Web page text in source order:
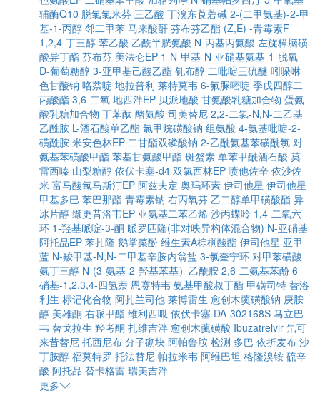
辅酶Q10 脱氯氯米芬 三乙酸 丁溴东莨菪碱 2-(二甲氨基)-2-甲
基-1-丙醇 邻二甲苯 马来酸酐 芬布芬乙酯 (Z,E) -青霉素F
1,2,4-丁三醇 苯乙酸 乙酰半胱氨酸 N-丙基丙氨酸 左旋樟脑磺
酸异丁酯 芬布芬 美法仑EP 1-N-甲基-N-亚硝基氨基-1-脱氧-
D-葡萄糖醇 3-亚甲基己酸乙酯 钆布醇 二吡啶三硫醚 吲哚啉
色甘酸钠 咯萘啶 地拉普利 莱特莫韦 6-氟脲嘧啶 季戊四醇二
丙酸酯 3,6-二氧 地西泮EP 贝派地酸 甘氨酸乳糖加合物 蛋氨
酸乳糖加合物 丁苯酞 酪氨酸 司美替尼 2,2-二氯-N,N-二乙基
乙酰胺 L-酒石酸单乙酯 氯甲烷磺酸钠 组氨酸 4-氨基吡啶-2-
磺酰胺 米安色林EP 二甘酯双磷酸钠 2-乙酰氨基苯磺酰氯 对
氨基苯磺酸甲酯 苯基甘氨酸甲酯 斑蝥素 单苯甲酰酒石酸 莫
雷西嗪 山梨糖醇 依伏卡塞-d4 双氯西林EP 喷他佐辛 依沙佐
米 富马酸氯马斯汀EP 阿兹夫定 奥玛环素 伊司他星 伊司他星
甲基多巴 苯巴那酯 青霉素钠 右丙氧芬 乙二醇单甲磺酸酯 异
冰片醇 缬更昔洛韦EP 亚氨基二苯乙烯 沙丙蝶呤 1,4-二氧六
环 1-羟基哌啶-3-酮 哌罗匹隆(非对映异构体混合物) N-亚硝基
阿托品EP 苯扎隆 鹅掌菜酚 维生素A棕榈酸酯 伊司他星 亚甲
蓝 N-羧甲基-N,N-二甲基辛胺内翁盐 3-氯奎宁环 对甲苯磺酸
氨丁三醇 N-(3-氨基-2-羟基苯基）乙酰胺 2,6-二氨基苯酚 6-
硝基-1,2,3,4-四氢萘 恩赛特韦 氨基甲酸叔丁酯 甲磺司特 替洛
利生 标记化合物 阿扎兰司他 莱博雷生 愈创木薁磺酸钠 庚胺
醇 美雄酮 右哌甲酯 维利西呱 依伏卡塞 DA-302168S 马立巴
韦 替戈拉生 羟考酮 扎维吉泮 愈创木薁磺酸 Ibuzatrelvir 氘可
来昔替尼 托西尼布 分子砌块 阿帕鲁胺 检测 多巴 依折麦布 沙
丁胺醇 福莫特罗 托法替尼 帕拉米韦 阿维巴坦 格隆溴铵 硫辛
酸 阿托品 替卡格雷 瑞美吉泮
更多